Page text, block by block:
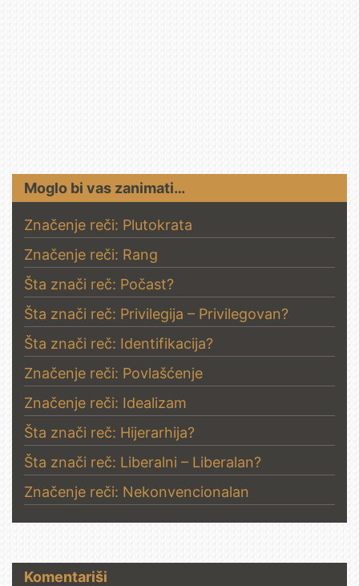
Moglo bi vas zanimati…
Značenje reči: Plutokrata
Značenje reči: Rang
Šta znači reč: Počast?
Šta znači reč: Privilegija – Privilegovan?
Šta znači reč: Identifikacija?
Značenje reči: Povlašćenje
Značenje reči: Idealizam
Šta znači reč: Hijerarhija?
Šta znači reč: Liberalni – Liberalan?
Značenje reči: Nekonvencionalan
Komentariši